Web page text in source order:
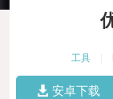
工具
安卓下载